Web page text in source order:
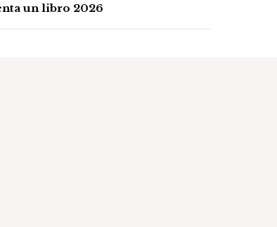
un libro 2026